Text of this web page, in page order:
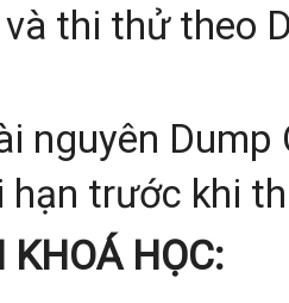
thi thử theo
nguyên
hạn trước khi
KHOÁ HỌC: